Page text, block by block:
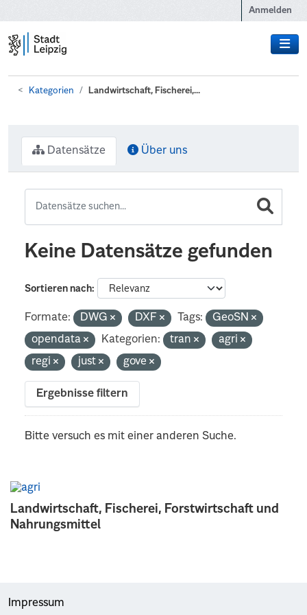
Anmelden
Kategorien Landwirtschaft, Fischerei,...
Landwirtschaft, Fischerei, Forstwirtschaft und
Nahrungsmittel
Datensätze Über uns
Keine Datensätze gefunden
Sortieren nach
Formate: DWG DXF Tags:
GeoSN
opendata
Kategorien: tran
agri
regi
just gove
Ergebnisse filtern
Bitte versuch es mit einer anderen Suche.
Impressum